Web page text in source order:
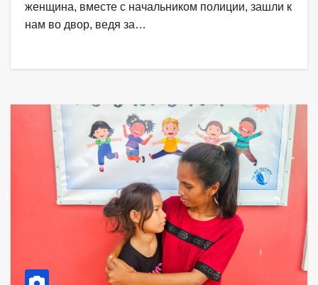
женщина, вместе с начальником полиции, зашли к
нам во двор, ведя за…